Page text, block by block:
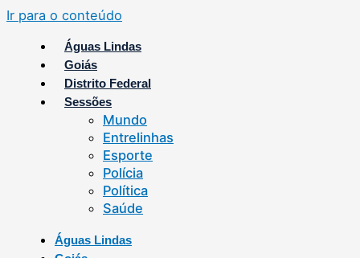
Ir para o conteúdo
Águas Lindas
Goiás
Distrito Federal
Sessões
Mundo
Entrelinhas
Esporte
Polícia
Política
Saúde
Águas Lindas